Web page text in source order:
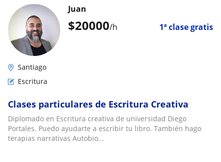
$20000/h 1ª clase gratis
Juan
Santiago
Escritura
Clases particulares de Escritura Creativa
Diplomado en Escritura creativa de universidad Diego
Portales. Puedo ayudarte a escribir tu libro. También hago
terapias narrativas Autobio...